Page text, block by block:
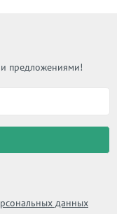
предложениями!
данных